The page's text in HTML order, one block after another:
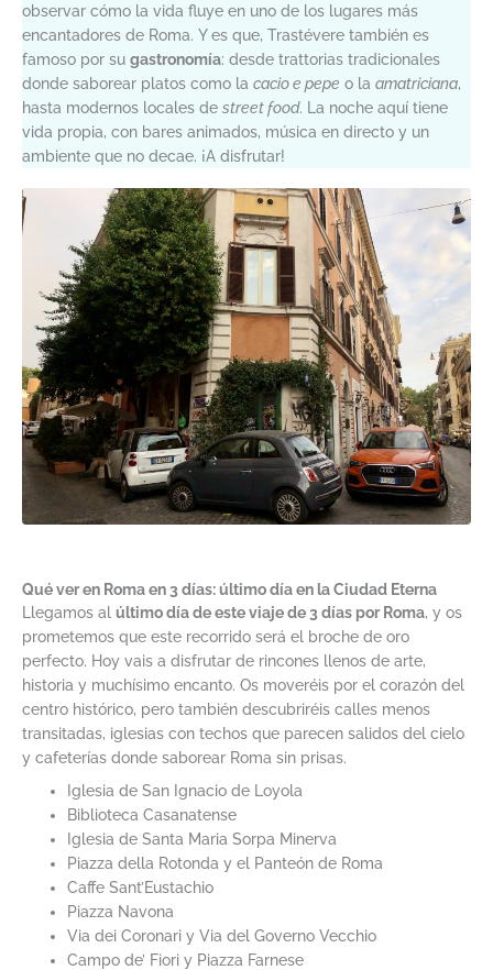
observar cómo la vida fluye en uno de los lugares más
encantadores de Roma. Y es que, Trastévere también es
famoso por su gastronomía: desde trattorias tradicionales
donde saborear platos como la cacio e pepe o la amatriciana,
hasta modernos locales de street food. La noche aquí tiene
vida propia, con bares animados, música en directo y un
ambiente que no decae. ¡A disfrutar!
Qué ver en Roma en 3 días: último día en la Ciudad Eterna
Llegamos al último día de este viaje de 3 días por Roma, y os
prometemos que este recorrido será el broche de oro
perfecto. Hoy vais a disfrutar de rincones llenos de arte,
historia y muchísimo encanto. Os moveréis por el corazón del
centro histórico, pero también descubriréis calles menos
transitadas, iglesias con techos que parecen salidos del cielo
y cafeterías donde saborear Roma sin prisas.
Iglesia de San Ignacio de Loyola
Biblioteca Casanatense
Iglesia de Santa Maria Sorpa Minerva
Piazza della Rotonda y el Panteón de Roma
Caffe Sant’Eustachio
Piazza Navona
Via dei Coronari y Via del Governo Vecchio
Campo de’ Fiori y Piazza Farnese